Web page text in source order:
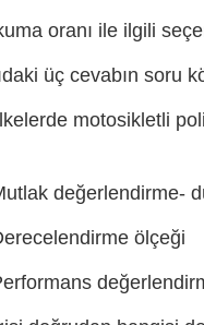
oranı ile ilgili
üç cevabın soru
motosikletli
değerlendirme-
ölçeği